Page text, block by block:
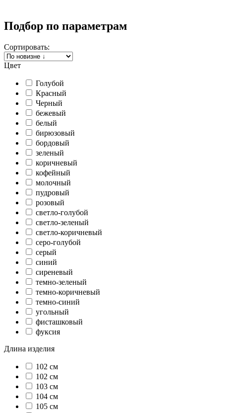
Подбор по параметрам
Сортировать:
Цвет
Голубой
Красный
Черный
бежевый
белый
бирюзовый
бордовый
зеленый
коричневый
кофейный
молочный
пудровый
розовый
светло-голубой
светло-зеленый
светло-коричневый
серо-голубой
серый
синий
сиреневый
темно-зеленый
темно-коричневый
темно-синий
угольный
фисташковый
фуксия
Длина изделия
102 cм
102 см
103 см
104 см
105 см